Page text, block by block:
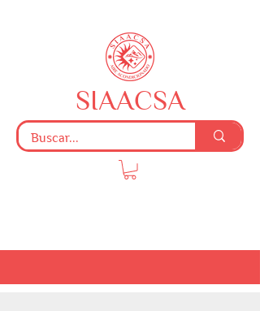
SIAACSA